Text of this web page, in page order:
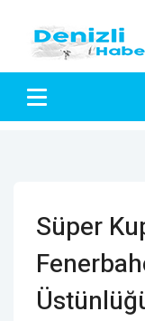
Süper